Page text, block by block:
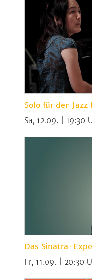
Solo für den
Sa, 12.09. | 19:30
Das Sinatra-
Fr, 11.09. | 20:30